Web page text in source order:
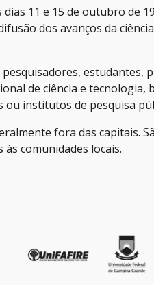
11 e 15 de outubro de
dos avanços da
estudantes,
de ciência e tecnologia,
ou institutos de pesquisa
fora das capitais.
comunidades locais.